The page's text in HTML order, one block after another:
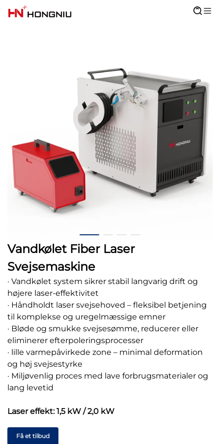
Vandkølet Fiber Laser
Svejsemaskine
· Vandkølet system sikrer stabil langvarig drift og
højere laser-effektivitet
· Håndholdt laser svejsehoved – fleksibel betjening
til komplekse og uregelmæssige emner
· Bløde og smukke svejsesømme, reducerer eller
eliminerer efterpoleringsprocesser
· lille varmepåvirkede zone – minimal deformation
og høj svejsestyrke
· Miljøvenlig proces med lave forbrugsmaterialer og
lang levetid
Laser effekt: 1,5 kW / 2,0 kW
Få et tilbud